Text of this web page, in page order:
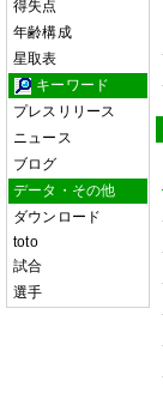
得失点
年齢構成
星取表
キーワード
プレスリリース
ニュース
ブログ
データ・その他
ダウンロード
toto
試合
選手